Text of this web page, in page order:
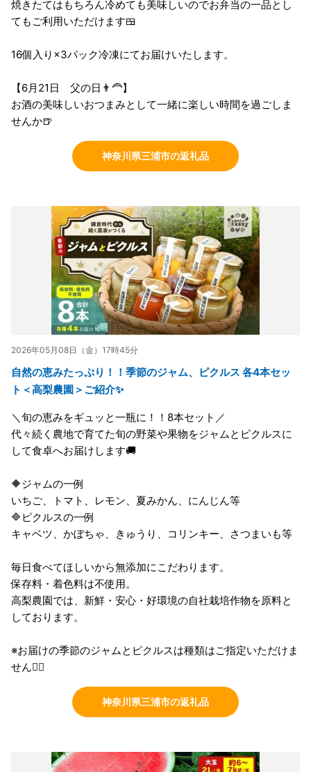
焼きたてはもちろん冷めても美味しいのでお弁当の一品とし
てもご利用いただけます🍱
16個入り×3パック冷凍にてお届けいたします。
【6月21日 父の日👨‍🦰】
お酒の美味しいおつまみとして一緒に楽しい時間を過ごしま
せんか🍺
神奈川県三浦市の返礼品
2026年05月08日（金）17時45分
自然の恵みたっぷり！！季節のジャム、ピクルス 各4本セッ
ト＜高梨農園＞ご紹介✨
＼旬の恵みをギュッと一瓶に！！8本セット／
代々続く農地で育てた旬の野菜や果物をジャムとピクルスに
して食卓へお届けします🚚
🔶ジャムの一例
いちご、トマト、レモン、夏みかん、にんじん等
🔷ピクルスの一例
キャベツ、かぼちゃ、きゅうり、コリンキー、さつまいも等
毎日食べてほしいから無添加にこだわります。
保存料・着色料は不使用。
高梨農園では、新鮮・安心・好環境の自社栽培作物を原料と
しております。
※お届けの季節のジャムとピクルスは種類はご指定いただけま
せん🙇‍♀️
神奈川県三浦市の返礼品